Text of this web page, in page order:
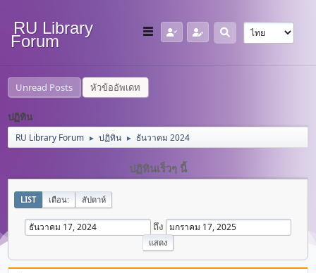
RU Library
Forum
Unread Posts หัวข้ออัพเดท
ปฏิทิน
RU Library Forum ► ปฏิทิน ► ธันวาคม 2024
ปฏิทินเร็วๆ นี้
LIST เดือน: สัปดาห์
ถึง